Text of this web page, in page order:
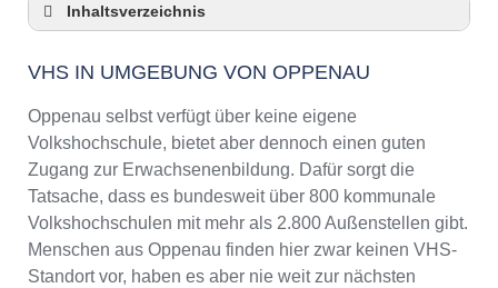
Inhaltsverzeichnis
3 Quicktipps
Checkliste: VHS-Kurse rund um Oppenau
Keine VHS in Oppenau
Online-Kurse: Pro und Contra
Online-Kurse als alternative Angebote zu
VHS-Kursen
Die VHS als Inbegriff der Erwachsenenbildung
VHS IN UMGEBUNG VON OPPENAU
Oppenau selbst verfügt über keine eigene
Volkshochschule, bietet aber dennoch einen guten
Zugang zur Erwachsenenbildung. Dafür sorgt die
Tatsache, dass es bundesweit über 800 kommunale
Volkshochschulen mit mehr als 2.800 Außenstellen gibt.
Menschen aus Oppenau finden hier zwar keinen VHS-
Standort vor, haben es aber nie weit zur nächsten